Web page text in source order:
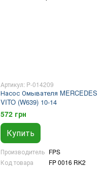
Артикул: P-014209
Насос Омывателя MERCEDES
VITO (W639) 10-14
572 грн
Купить
Производитель FPS
Код товара
FP 0016 RK2